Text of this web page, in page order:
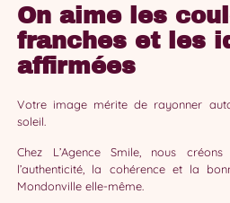
On aime les
franches et les
affirmées
Votre image mérite de rayonner
soleil.
Chez L’Agence Smile, nous
l’authenticité, la cohérence et la
Mondonville elle-même.